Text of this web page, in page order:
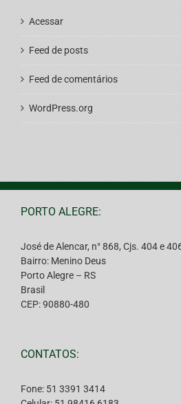
Acessar
Feed de posts
Feed de comentários
WordPress.org
PORTO ALEGRE:
José de Alencar, n° 868, Cjs. 404 e
Bairro: Menino Deus
Porto Alegre – RS
Brasil
CEP: 90880-480
CONTATOS:
Fone: 51 3391 3414